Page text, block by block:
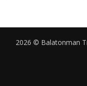
2026 © Balatonman